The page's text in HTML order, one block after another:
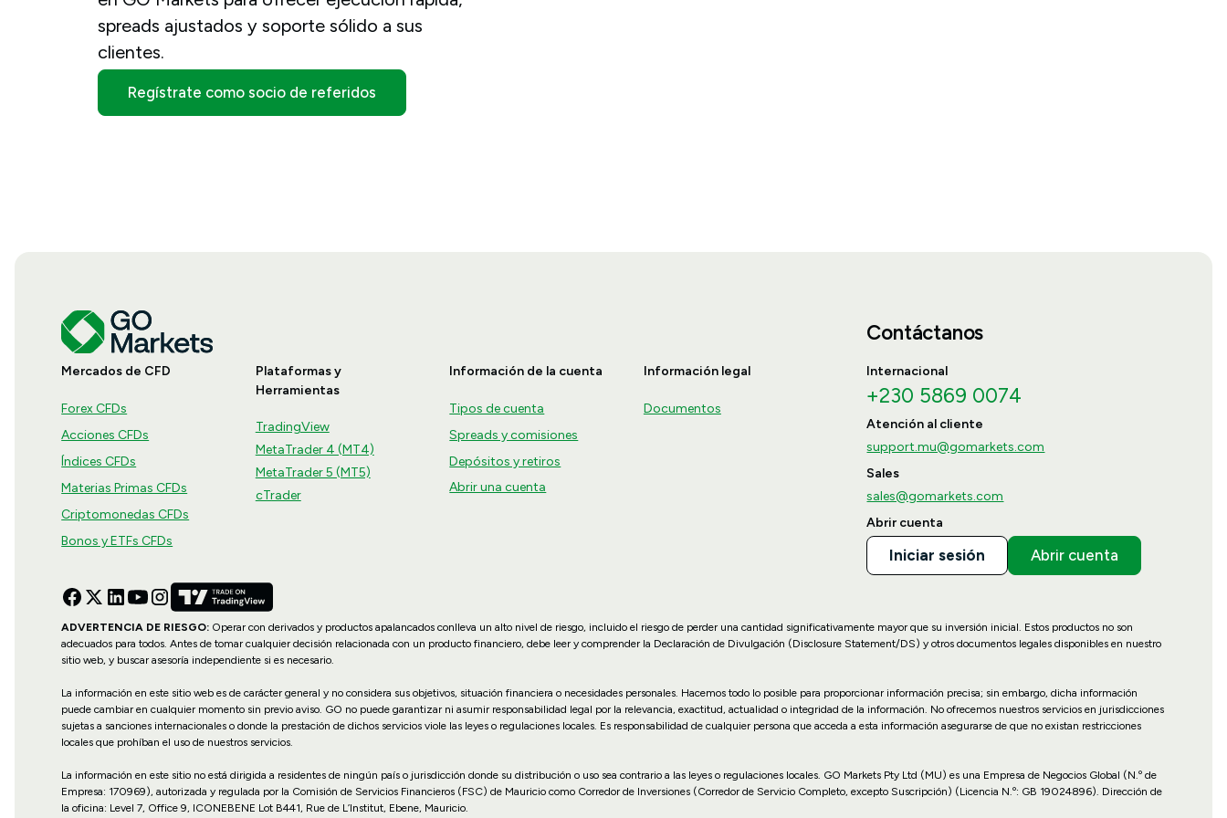
spreads ajustados y soporte sólido a sus
clientes.
Regístrate como socio de referidos
Mercados de CFD
Forex CFDs
Acciones CFDs
Índices CFDs
Materias Primas CFDs
Criptomonedas CFDs
Bonos y ETFs CFDs
Plataformas y
Herramientas
TradingView
MetaTrader 4 (MT4)
MetaTrader 5 (MT5)
cTrader
Información de la cuenta
Tipos de cuenta
Spreads y comisiones
Depósitos y retiros
Abrir una cuenta
Información legal
Documentos
Contáctanos
Internacional
+230 5869 0074
Atención al cliente
support.mu@gomarkets.com
Sales
sales@gomarkets.com
Abrir cuenta
Iniciar sesión Abrir cuenta
ADVERTENCIA DE RIESGO: Operar con derivados y productos apalancados conlleva un alto nivel de riesgo, incluido el riesgo de perder una cantidad significativamente mayor que su inversión inicial. Estos productos no son
adecuados para todos. Antes de tomar cualquier decisión relacionada con un producto financiero, debe leer y comprender la Declaración de Divulgación (Disclosure Statement/DS) y otros documentos legales disponibles en nuestro
sitio web, y buscar asesoría independiente si es necesario.
La información en este sitio web es de carácter general y no considera sus objetivos, situación financiera o necesidades personales. Hacemos todo lo posible para proporcionar información precisa; sin embargo, dicha información
puede cambiar en cualquier momento sin previo aviso. GO no puede garantizar ni asumir responsabilidad legal por la relevancia, exactitud, actualidad o integridad de la información. No ofrecemos nuestros servicios en jurisdicciones
sujetas a sanciones internacionales o donde la prestación de dichos servicios viole las leyes o regulaciones locales. Es responsabilidad de cualquier persona que acceda a esta información asegurarse de que no existan restricciones
locales que prohíban el uso de nuestros servicios.
La información en este sitio no está dirigida a residentes de ningún país o jurisdicción donde su distribución o uso sea contrario a las leyes o regulaciones locales. GO Markets Pty Ltd (MU) es una Empresa de Negocios Global (N.º de
Empresa: 170969), autorizada y regulada por la Comisión de Servicios Financieros (FSC) de Mauricio como Corredor de Inversiones (Corredor de Servicio Completo, excepto Suscripción) (Licencia N.º: GB 19024896). Dirección de
la oficina: Level 7, Office 9, ICONEBENE Lot B441, Rue de L’Institut, Ebene, Mauricio.